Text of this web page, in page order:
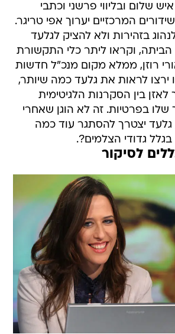
שלום ובליווי פרשני וכתבי
את השידורים המרכזיים יערוך אפי טריגר.
בזהירות ולא להציק לגלעד
וקראו ליתר כלי התקשורת
רוזן, ממלא מקום מנכ"ל חדשות
ירצו לראות את גלעד כמה שיותר,
בין הסקרנות הלגיטימית
שלו בפרטיות. זה לא הוגן שאחרי
יצטרך להסתגר עוד כמה
גדודי הצלמים?.
לסיקור